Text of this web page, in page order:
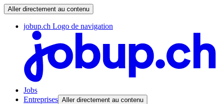
Aller directement au contenu
jobup.ch Logo de navigation
Jobs
Entreprises Aller directement au contenu